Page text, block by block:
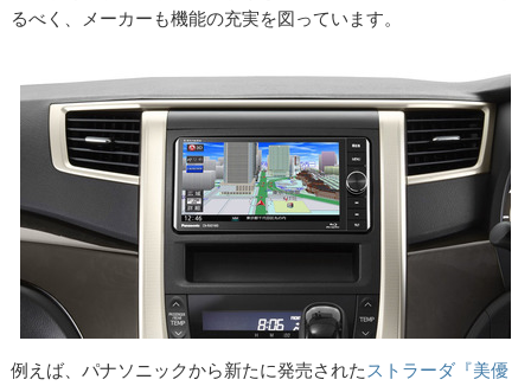
るべく、メーカーも機能の充実を図っています。
例えば、パナソニックから新たに発売されたストラーダ『美優